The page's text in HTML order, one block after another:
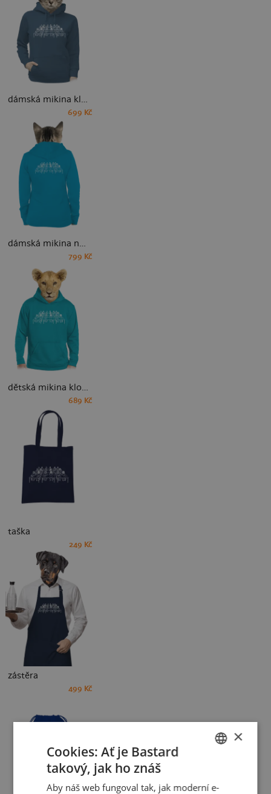
dámská mikina klokanka
699 Kč
dámská mikina na zip
799 Kč
dětská mikina klokanka
689 Kč
taška
249 Kč
zástěra
499 Kč
SLOVAK
×
Cookies: Ať je Bastard
takový, jak ho znáš
Aby náš web fungoval tak, jak moderní e-